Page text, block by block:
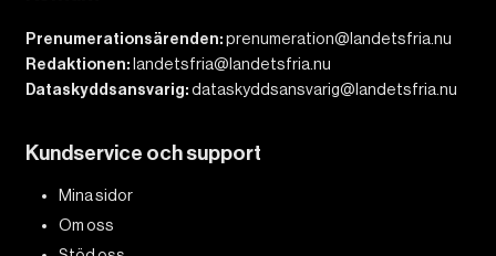
Prenumerationsärenden:prenumeration@landetsfria.nu
Redaktionen: landetsfria@landetsfria.nu
Dataskyddsansvarig:dataskyddsansvarig@landetsfria.nu
Kundservice och support
Mina sidor
Om oss